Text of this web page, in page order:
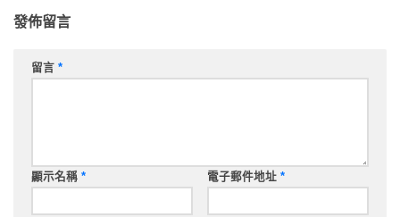
發佈留言
留言 *
顯示名稱 * 電子郵件地址 *